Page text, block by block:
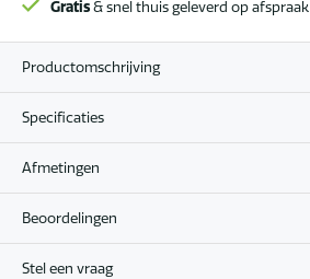
Gratis& snel thuis geleverd op afspraak
Productomschrijving
Specificaties
Afmetingen
Beoordelingen
Stel een vraag